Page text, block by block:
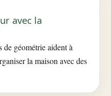
avec la
de géométrie aident à
la maison avec des